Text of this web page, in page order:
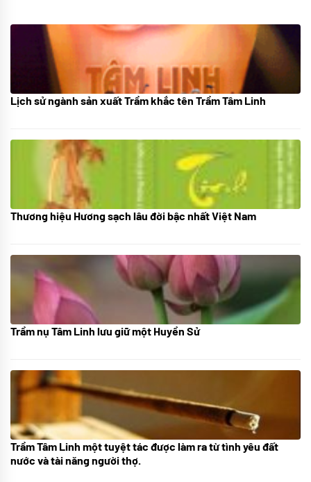
21/10/2025
Lịch sử ngành sản xuất Trầm khắc tên Trầm Tâm Linh
18/10/2025
Thương hiệu Hương sạch lâu đời bậc nhất Việt Nam
05/10/2025
Trầm nụ Tâm Linh lưu giữ một Huyền Sử
09/06/2024
Trầm Tâm Linh một tuyệt tác được làm ra từ tình yêu đất
nước và tài năng người thợ.